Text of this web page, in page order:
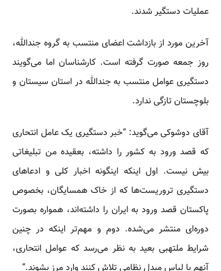
عملیات دستگیر شدند.
آخرین مورد از بازداشت اعضای منتسب به گروه جندالله،
روز جمعه صورت گرفته است. کار‌شناسان اما می‌گویند
دستگیری عوامل منتسب به جندالله در استان سیستان و
بلوچستان تازگی ندارد.
آقای دوشوکی می‌گوید: “خبر دستگیری یک عامل انتحاری
که قصد ورود به کشور را داشته، بعقیده من تبلیغاتی
بیش نیست. اول اینکه اینگونه اخبار کلی و ادعاهای
دستگیری تروریست‌ها که از خاک همسایگان، بخصوص
پاکستان قصد ورود به ایران را داشته‌اند، همواره بصورت
دوره‌ای منتشر می‌شده. دوم و مهم‌تر اینکه در چنین
شرایط ملتهبی بعید به نظر می‌رسد که عوامل انتحاری،
آنهم با لباس مبدل نظامی تلاش کنند وارد مرز بشوند.”